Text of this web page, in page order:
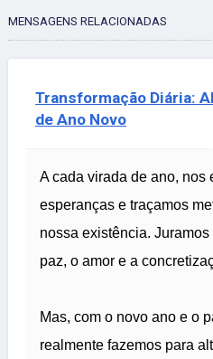
MENSAGENS RELACIONADAS
Transformação Diária:
de Ano Novo
A cada virada de ano, nos
esperanças e traçamos
nossa existência.
paz, o amor e a
Mas, com o novo ano e o
realmente fazemos para